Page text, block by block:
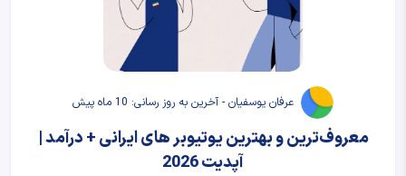
عرفان یوسفیان - آخرین به روز رسانی: 10 ماه پیش
معروف‌ترین و بهترین یوتیوبر های ایرانی + درآمد |
آپدیت 2026